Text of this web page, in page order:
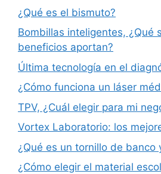
¿Qué es el bismuto?
Bombillas inteligentes, ¿Qué
beneficios aportan?
Última tecnología en el
¿Cómo funciona un láser
TPV, ¿Cuál elegir para mi
Vortex Laboratorio: los
¿Qué es un tornillo de banco
¿Cómo elegir el material